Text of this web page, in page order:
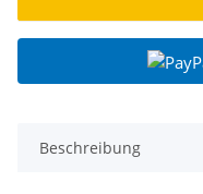
Beschreibung